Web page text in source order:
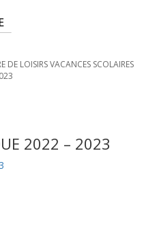
DE LOISIRS VACANCES SCOLAIRES
2022 – 2023